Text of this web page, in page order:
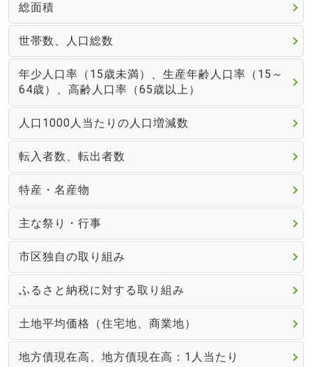
総面積
世帯数、人口総数
年少人口率（15歳未満）、生産年齢人口率（15～
64歳）、高齢人口率（65歳以上）
人口1000人当たりの人口増減数
転入者数、転出者数
特産・名産物
主な祭り・行事
市区独自の取り組み
ふるさと納税に対する取り組み
土地平均価格（住宅地、商業地）
地方債現在高、地方債現在高：1人当たり